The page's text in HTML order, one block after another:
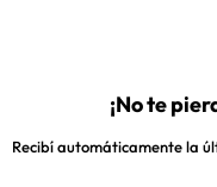
¡No te
Recibí automáticamente la